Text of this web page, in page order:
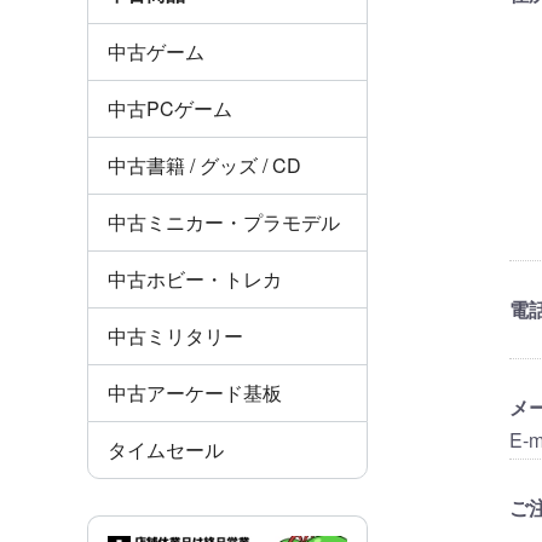
中古ゲーム
中古PCゲーム
中古書籍 / グッズ / CD
中古ミニカー・プラモデル
中古ホビー・トレカ
中古ミリタリー
中古アーケード基板
タイムセール
電
メ
E-
ご